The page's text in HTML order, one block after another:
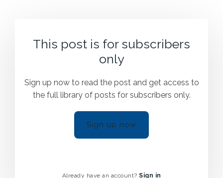
This post is for subscribers
only
Sign up now to read the post and get access to
the full library of posts for subscribers only.
Sign up now
Already have an account? Sign in